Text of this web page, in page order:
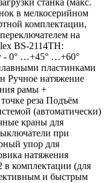
станка (макс.
в мелкосерийном
комплектации,
на
BS-2114ТН:
- 0° …+45° …+60°
пластинками
Ручное натяжение
рамы +
реза Подъём
(автоматически)
краны для
при
упор для
натяжения
в комплектации (для
и быстрым